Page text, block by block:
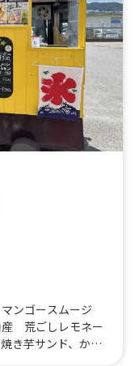
ンゴースムージ
荒ごしレモネー
き芋サンド、かき